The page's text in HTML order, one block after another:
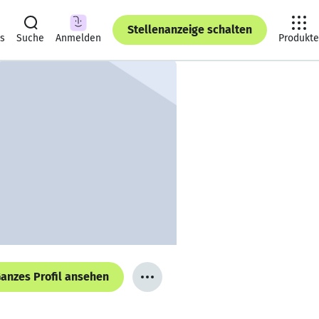
Suche Anmelden
Stellenanzeige schalten
Produkte
Profil ansehen